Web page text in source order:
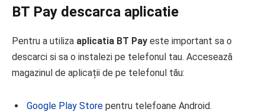
BT Pay descarca aplicatie
Pentru a utiliza aplicatia BT Pay este important sa o
descarci si sa o instalezi pe telefonul tau. Accesează
magazinul de aplicații de pe telefonul tău:
Google Play Store pentru telefoane Android.